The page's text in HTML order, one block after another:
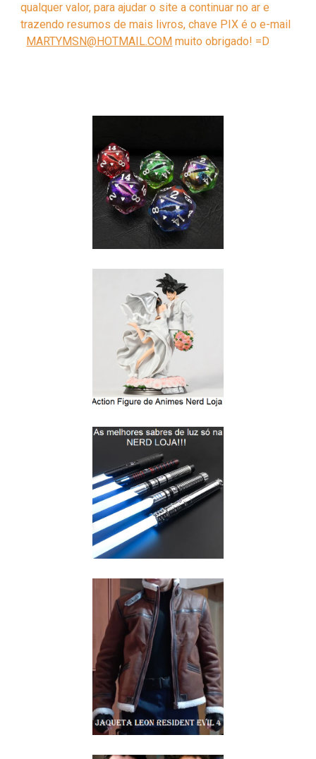
qualquer valor, para ajudar o site a continuar no ar e
trazendo resumos de mais livros, chave PIX é o e-mail
MARTYMSN@HOTMAIL.COM muito obrigado! =D